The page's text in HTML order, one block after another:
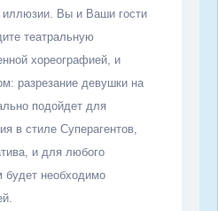
иллюзии. Вы и Ваши гости
театральную
хореографией, и
разрезание девушки на
подойдет для
в стиле Суперагентов,
и для любого
будет необходимо